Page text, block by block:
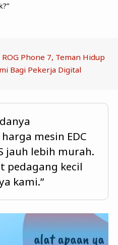
ROG Phone 7, Teman Hidup
Bagi Pekerja Digital
mesin EDC
jauh lebih murah.
pedagang kecil
kami.”